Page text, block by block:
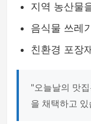
지역 농산물
음식물 쓰레
친환경 포장
"오늘날의 맛
을 채택하고 있